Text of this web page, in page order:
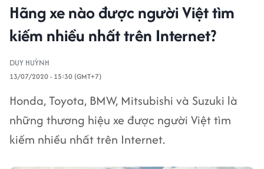
Hãng xe nào được người Việt tìm
kiếm nhiều nhất trên Internet?
DUY HUỲNH
13/07/2020 - 15:30 (GMT+7)
Honda, Toyota, BMW, Mitsubishi và Suzuki là
những thương hiệu xe được người Việt tìm
kiếm nhiều nhất trên Internet.